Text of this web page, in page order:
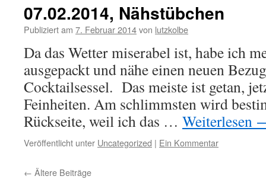
07.02.2014, Nähstübchen
Publiziert am 7. Februar 2014von lutzkolbe
Da das Wetter miserabel ist, habe ich
ausgepackt und nähe einen neuen
Cocktailsessel. Das meiste ist getan,
Feinheiten. Am schlimmsten wird
Rückseite, weil ich das … Weiterlesen
Veröffentlicht unter Uncategorized | Ein Kommentar
← Ältere Beiträge